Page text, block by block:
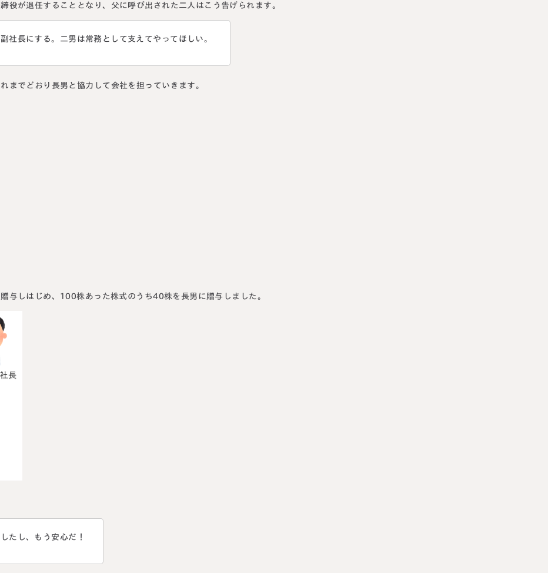
役が退任することとなり、父に呼び出された二人はこう告げられます。
社長にする。二男は常務として支えてやってほしい。
までどおり長男と協力して会社を担っていきます。
与しはじめ、100株あった株式のうち40株を長男に贈与しました。
たし、もう安心だ！